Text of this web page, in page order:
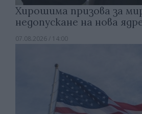
Хирошима призова за
недопускане на нова
07.08.2026 / 14:00